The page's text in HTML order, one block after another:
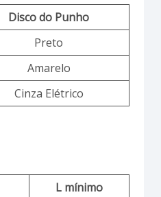
Disco do Punho
Preto
Amarelo
Cinza Elétrico
L mínimo